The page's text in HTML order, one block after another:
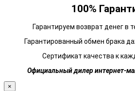
100%
Гарантируем возврат денег в
Гарантированный обмен брака
Сертификат качества к
Официальный дилер интернет-
×